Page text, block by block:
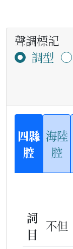
聲調標記
調型
四縣
腔
海陸
腔
詞
目
不但